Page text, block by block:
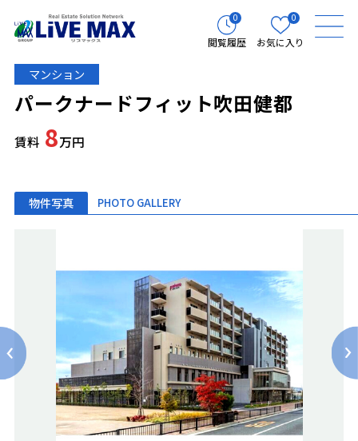
0
閲覧履歴
0
お気に入り
マンション
パークナードフィット吹田健都
賃料 8万円
物件写真 PHOTO GALLERY